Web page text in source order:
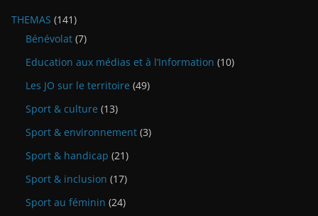
THEMAS (141)
Bénévolat (7)
Education aux médias et à l’Information (10)
Les JO sur le territoire (49)
Sport & culture (13)
Sport & environnement (3)
Sport & handicap (21)
Sport & inclusion (17)
Sport au féminin (24)